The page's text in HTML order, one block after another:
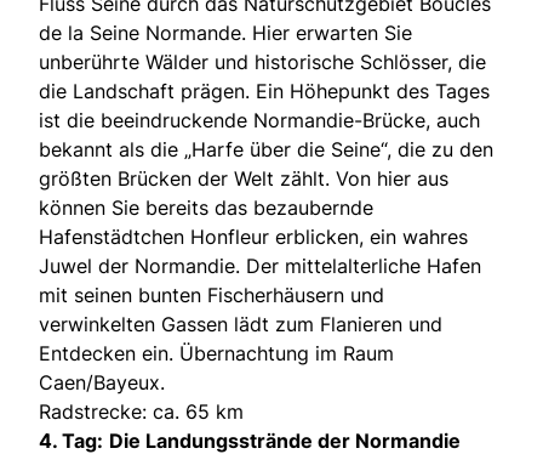
de la Seine Normande. Hier erwarten Sie
unberührte Wälder und historische Schlösser, die
die Landschaft prägen. Ein Höhepunkt des Tages
ist die beeindruckende Normandie-Brücke, auch
bekannt als die „Harfe über die Seine“, die zu den
größten Brücken der Welt zählt. Von hier aus
können Sie bereits das bezaubernde
Hafenstädtchen Honfleur erblicken, ein wahres
Juwel der Normandie. Der mittelalterliche Hafen
mit seinen bunten Fischerhäusern und
verwinkelten Gassen lädt zum Flanieren und
Entdecken ein. Übernachtung im Raum
Caen/Bayeux.
Radstrecke: ca. 65 km
4. Tag: Die Landungsstrände der Normandie